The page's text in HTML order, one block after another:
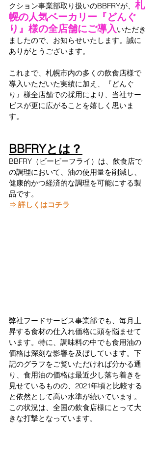
クション事業部取り扱いのBBFRYが、 札
幌の人気ベーカリー『どんぐ
り』様の全店舗にご導入いただき
ましたので、お知らせいたします。誠に
ありがとうございます。
これまで、札幌市内の多くの飲食店様で
導入いただいた実績に加え、『どんぐ
り』様全店舗での採用により、当社サー
ビスが更に広がることを嬉しく思いま
す。
BBFRYとは？
BBFRY（ビービーフライ）は、飲食店で
の調理において、油の使用量を削減し、
健康的かつ経済的な調理を可能にする製
品です。
⇒ 詳しくはコチラ
弊社フードサービス事業部でも、毎月上
昇する食材の仕入れ価格に頭を悩ませて
います。特に、調味料の中でも食用油の
価格は深刻な影響を及ぼしています。下
記のグラフをご覧いただければ分かる通
り、食用油の価格は最近少し落ち着きを
見せているものの、2021年頃と比較する
と依然として高い水準が続いています。
この状況は、全国の飲食店様にとって大
きな打撃となっています。